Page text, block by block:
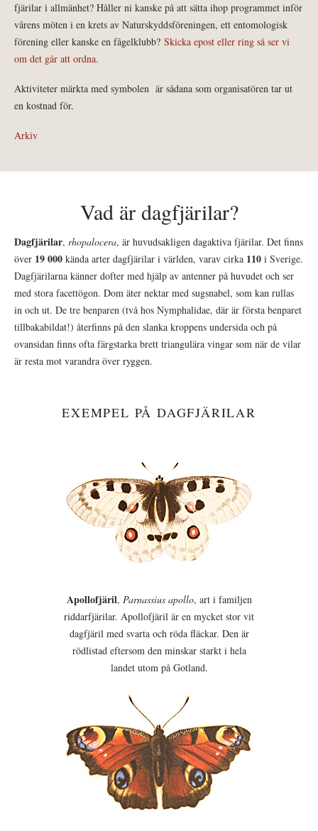
fjärilar i allmänhet? Håller ni kanske på att sätta ihop programmet inför
vårens möten i en krets av Naturskyddsföreningen, ett entomologisk
förening eller kanske en fågelklubb? Skicka epost eller ring så ser vi
om det går att ordna.
Aktiviteter märkta med symbolen är sådana som organisatören tar ut
en kostnad för.
Arkiv
Vad är dagfjärilar?
Dagfjärilar, rhopalocera, är huvudsakligen dagaktiva fjärilar. Det finns
över 19 000 kända arter dagfjärilar i världen, varav cirka 110 i Sverige.
Dagfjärilarna känner dofter med hjälp av antenner på huvudet och ser
med stora facettögon. Dom äter nektar med sugsnabel, som kan rullas
in och ut. De tre benparen (två hos Nymphalidae, där är första benparet
tillbakabildat!) återfinns på den slanka kroppens undersida och på
ovansidan finns ofta färgstarka brett triangulära vingar som när de vilar
är resta mot varandra över ryggen.
EXEMPEL PÅ DAGFJÄRILAR
Apollofjäril, Parnassius apollo, art i familjen
riddarfjärilar. Apollofjäril är en mycket stor vit
dagfjäril med svarta och röda fläckar. Den är
rödlistad eftersom den minskar starkt i hela
landet utom på Gotland.